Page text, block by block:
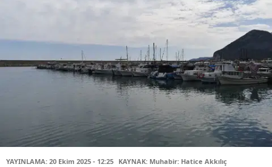
YAYINLAMA: 20 Ekim 2025 - 12:25 KAYNAK: Muhabir: Hatice Akkılıç